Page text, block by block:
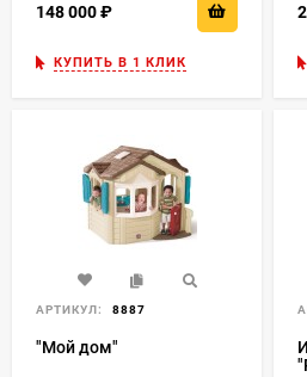
148 000
КУПИТЬ В 1 КЛИК
АРТИКУЛ: 8887
"Мой дом"